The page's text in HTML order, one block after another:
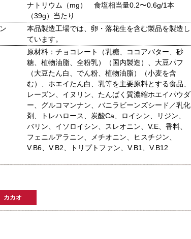
ナトリウム（mg） 食塩相当量0.2〜0.6g/1本
（39g）当たり
本品製造工場では、卵・落花生を含む製品を製造し
ています。
原材料：チョコレート（乳糖、ココアバター、砂
糖、植物油脂、全粉乳）（国内製造）、大豆パフ
（大豆たん白、でん粉、植物油脂）（小麦を含
む）、ホエイたん白、乳等を主要原料とする食品、
レーズン、イヌリン、たんぱく質濃縮ホエイパウダ
ー、グルコマンナン、バニラビーンズシード／乳化
剤、トレハロース、炭酸Ca、ロイシン、リジン、
バリン、イソロイシン、スレオニン、V.E、香料、
フェニルアラニン、メチオニン、ヒスチジン、
V.B6、V.B2、トリプトファン、V.B1、V.B12
カカオ